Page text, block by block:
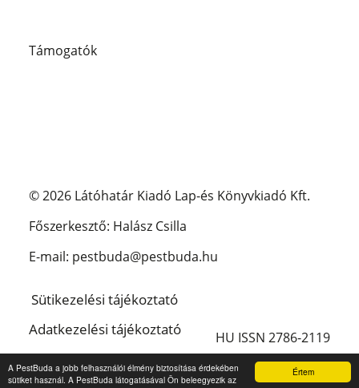
Értem
A PestBuda a jobb felhasználói élmény biztosítása érdekében
sütiket használ. A PestBuda látogatásával Ön beleegyezik az
Támogatók
© 2026 Látóhatár Kiadó Lap-és Könyvkiadó Kft.
Főszerkesztő: Halász Csilla
E-mail: pestbuda@pestbuda.hu
Sütikezelési tájékoztató
Adatkezelési tájékoztató
Impresszum
HU ISSN 2786-2119